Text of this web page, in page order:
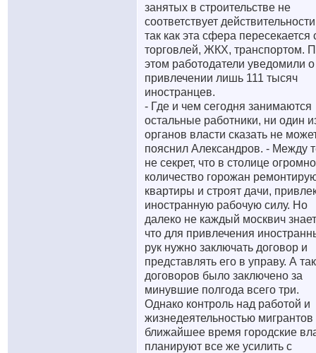
занятых в строительстве не
соответствует
так как эта сфера пересекается
торговлей, ЖКХ, транспортом.
этом работодатели уведомили о
привлечении лишь 111 тысяч
иностранцев.
- Где и чем сегодня занимаются
остальные работники, ни один
органов власти сказать не
пояснил Александров. - Между
не секрет, что в столице
количество горожан
квартиры и строят дачи,
иностранную рабочую силу. Но
далеко не каждый москвич
что для привлечения
рук нужно заключать договор и
представлять его в управу. А
договоров было заключено за
минувшие полгода всего три.
Однако контроль над работой и
жизнедеятельностью мигрантов
ближайшее время городские
планируют все же усилить с